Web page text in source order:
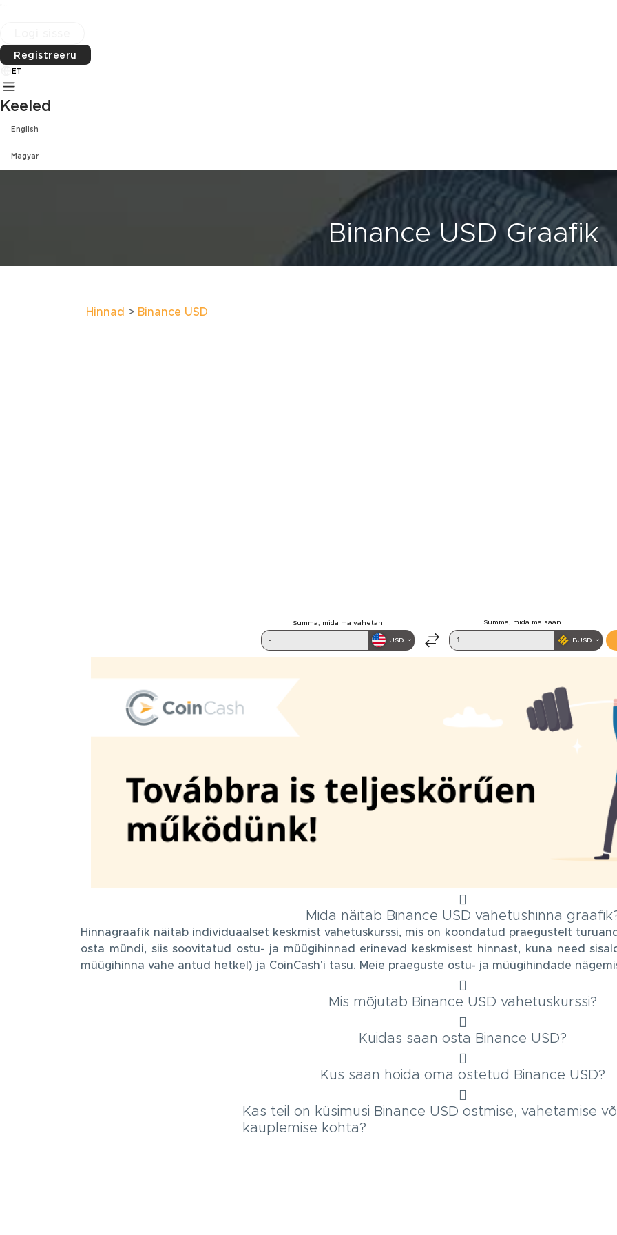
Registreeru
ET
Keeled
English
Magyar
Binance USD Graafik
Hinnad Binance USD
Mida näitab Binance USD vahetushinna
Hinnagraafik näitab individuaalset keskmist vahetuskurssi, mis on koondatud praegustelt
osta mündi, siis soovitatud ostu- ja müügihinnad erinevad keskmisest hinnast, kuna need
müügihinna vahe antud hetkel) ja CoinCash'i tasu. Meie praeguste ostu- ja müügihindade
Mis mõjutab Binance USD vahetuskurssi?
Kuidas saan osta Binance USD?
Kus saan hoida oma ostetud Binance USD?
Kas teil on küsimusi Binance USD ostmise, vahetamise
kauplemise kohta?